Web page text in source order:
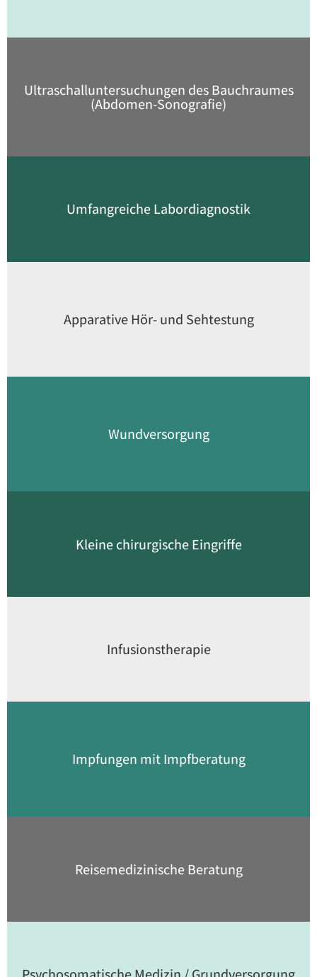
Ultraschall­untersuchungen des Bauchraumes
(Abdomen-Sonografie)
Umfangreiche Labordiagnostik
Apparative Hör- und Sehtestung
Wundversorgung
Kleine chirurgische Eingriffe
Infusionstherapie
Impfungen mit Impfberatung
Reisemedizinische Beratung